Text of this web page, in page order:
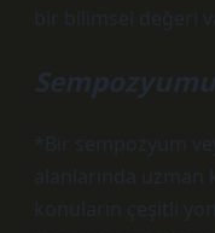
bir bilimsel değeri
*Bir sempozyum
alanlarında uzman
konuların çeşitli